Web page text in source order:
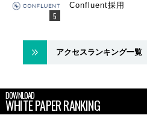
Confluent採用
アクセスランキング一覧
DOWNLOAD
WHITE PAPER RANKING